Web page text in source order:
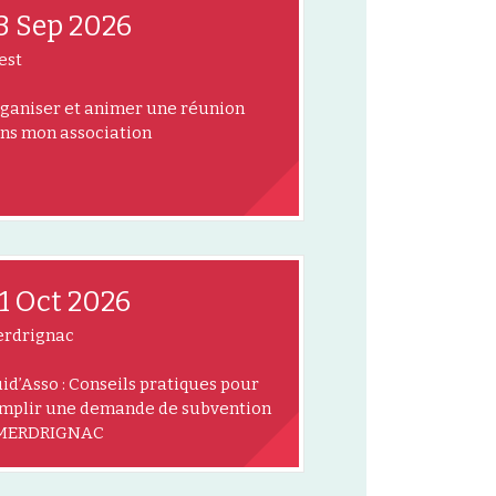
Sep 2026
et animer une réunion
mon association
Oct 2026
: Conseils pratiques pour
une demande de subvention